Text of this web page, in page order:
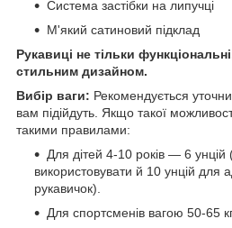
Система застібки на липучці
М'який сатиновий підклад
Рукавиці не тільки
стильним дизайном.
Вибір ваги: Рекомендується
вам підійдуть. Якщо такої
такими правилами:
Для дітей 4-10 років — 6
використовувати й 10 унцій для
рукавичок).
Для спортсменів вагою 50-65